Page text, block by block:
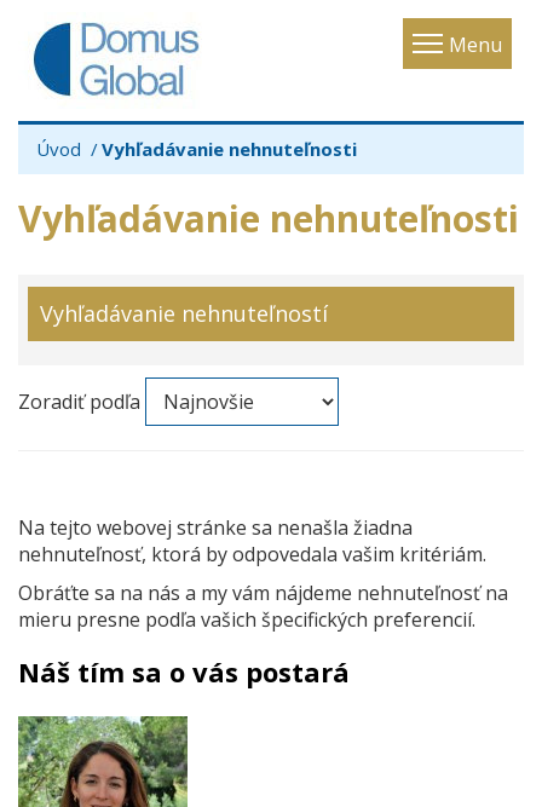
Menu
Toggle
Úvod Vyhľadávanie nehnuteľnosti
Vyhľadávanie nehnuteľnosti
Vyhľadávanie nehnuteľností
Zoradiť podľa
Na tejto webovej stránke sa nenašla žiadna
nehnuteľnosť, ktorá by odpovedala vašim kritériám.
Obráťte sa na nás a my vám nájdeme nehnuteľnosť na
mieru presne podľa vašich špecifických preferencií.
Náš tím sa o vás postará